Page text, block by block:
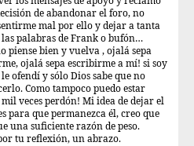
de abandonar el foro, no
mal por ello y dejar a tanta
las palabras de Frank o bufón…
piense bien y vuelva , ojalá sepa
ojalá sepa escribirme a mí! si soy
ofendí y sólo Dios sabe que no
Como tampoco puedo estar
veces perdón! Mi idea de dejar el
para que permanezca él, creo que
una suficiente razón de peso.
tu reflexión, un abrazo.